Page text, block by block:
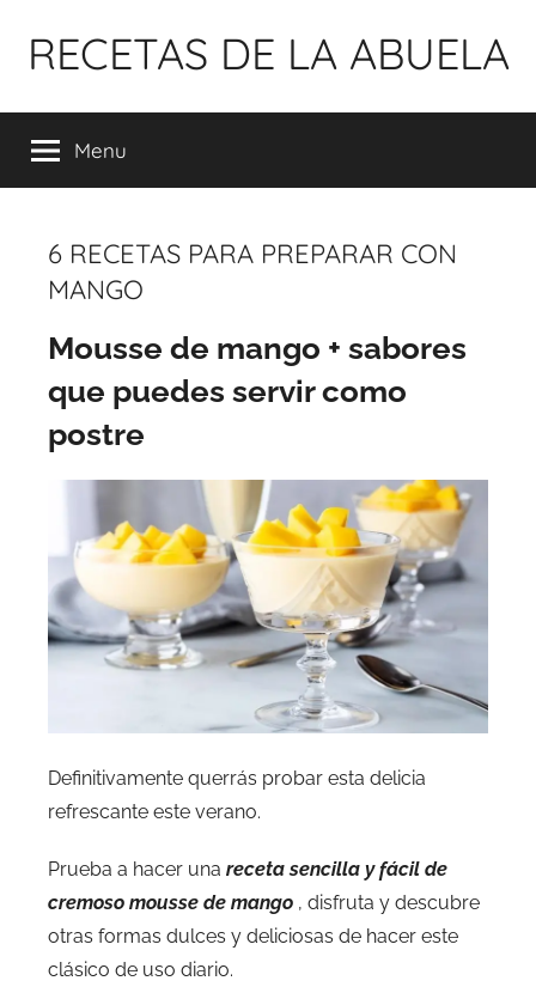
para
conteúdo
RECETAS DE LA ABUELA
Menu
6 RECETAS PARA PREPARAR CON
MANGO
Mousse de mango + sabores
que puedes servir como
postre
Definitivamente querrás probar esta delicia
refrescante este verano.
Prueba a hacer una receta sencilla y fácil de
cremoso mousse de mango , disfruta y descubre
otras formas dulces y deliciosas de hacer este
clásico de uso diario.